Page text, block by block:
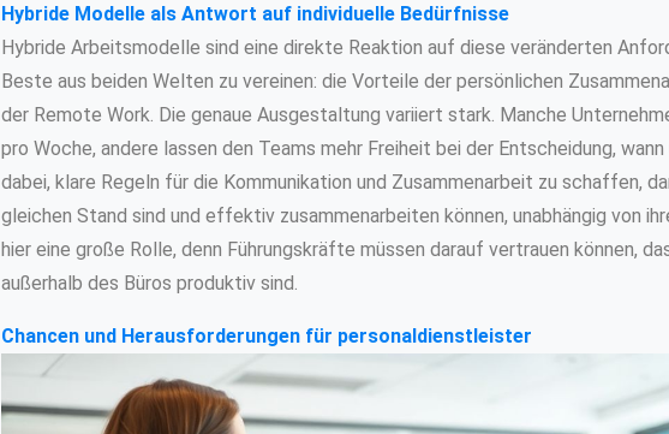
Hybride Modelle als Antwort auf individuelle Bedürfnisse
Hybride Arbeitsmodelle sind eine direkte Reaktion auf diese veränderten
Beste aus beiden Welten zu vereinen: die Vorteile der persönlichen
der Remote Work. Die genaue Ausgestaltung variiert stark. Manche
pro Woche, andere lassen den Teams mehr Freiheit bei der Entscheidung,
dabei, klare Regeln für die Kommunikation und Zusammenarbeit zu schaffen,
gleichen Stand sind und effektiv zusammenarbeiten können, unabhängig von
hier eine große Rolle, denn Führungskräfte müssen darauf vertrauen können,
außerhalb des Büros produktiv sind.
Chancen und Herausforderungen für personaldienstleister